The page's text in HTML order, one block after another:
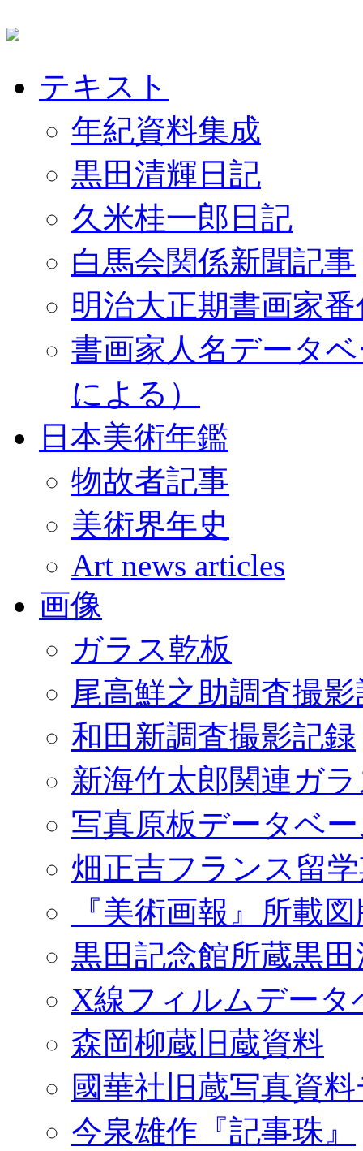
テキスト
年紀資料集成
黒田清輝日記
久米桂一郎日記
白馬会関係新聞記事
明治大正期書画家
書画家人名データ
による）
日本美術年鑑
物故者記事
美術界年史
Art news articles
画像
ガラス乾板
尾高鮮之助調査撮
和田新調査撮影記録
新海竹太郎関連ガ
写真原板データベ
畑正吉フランス留
『美術画報』所載
黒田記念館所蔵黒
X線フィルムデータ
森岡柳蔵旧蔵資料
國華社旧蔵写真資
今泉雄作『記事珠』